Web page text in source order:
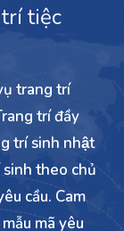
tiệc
trang trí
trí đầy
trí sinh nhật
theo chủ
cầu. Cam
mã yêu